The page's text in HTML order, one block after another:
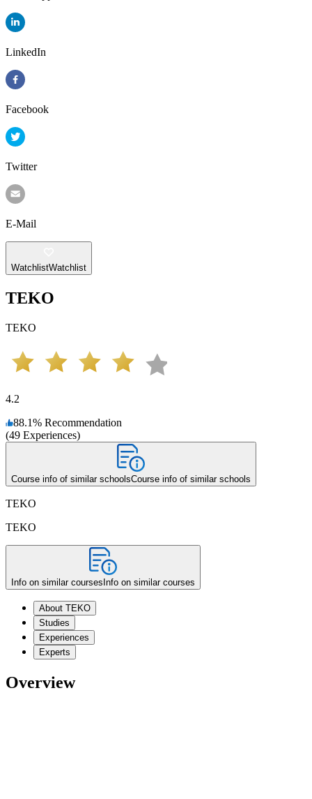
LinkedIn
Facebook
Twitter
E-Mail
WatchlistWatchlist
TEKO
TEKO
4.2
88.1% Recommendation
(49 Experiences)
Course info of similar schoolsCourse info of similar schools
TEKO
TEKO
Info on similar courses Info on similar courses
About TEKO
Studies
Experiences
Experts
Overview